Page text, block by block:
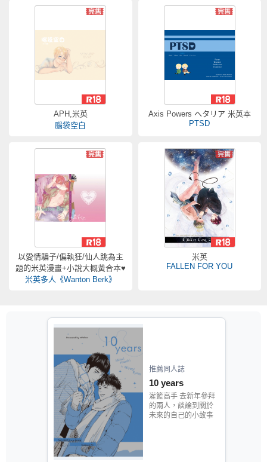
APH,米英
腦袋空白
Axis Powers ヘタリア 米英本
PTSD
以愛情騙子/偏執狂/仙人跳為主
題的米英漫畫+小說大概黃合本♥
米英多人《Wanton Berk》
米英
FALLEN FOR YOU
推薦同人誌
10 years
灌籃高手 去新年參拜
的兩人，談論到關於
未來的自己的小故事